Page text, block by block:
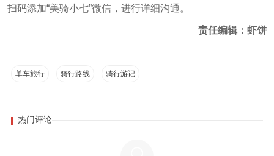
扫码添加“美骑小七”微信，进行详细沟通。
责任编辑：虾饼
单车旅行 骑行路线 骑行游记
热门评论